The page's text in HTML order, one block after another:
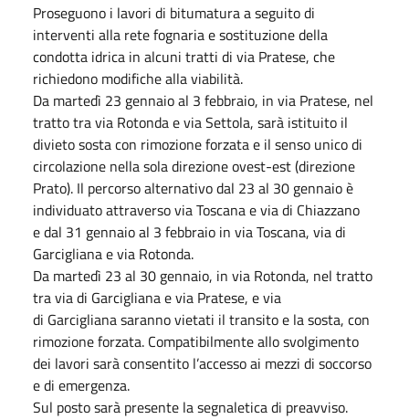
Proseguono i lavori di bitumatura a seguito di
interventi alla rete fognaria e sostituzione della
condotta idrica in alcuni tratti di via Pratese, che
richiedono modifiche alla viabilità.
Da martedì 23 gennaio al 3 febbraio, in via Pratese, nel
tratto tra via Rotonda e via Settola, sarà istituito il
divieto sosta con rimozione forzata e il senso unico di
circolazione nella sola direzione ovest-est (direzione
Prato). Il percorso alternativo dal 23 al 30 gennaio è
individuato attraverso via Toscana e via di Chiazzano
e dal 31 gennaio al 3 febbraio in via Toscana, via di
Garcigliana e via Rotonda.
Da martedì 23 al 30 gennaio, in via Rotonda, nel tratto
tra via di Garcigliana e via Pratese, e via
di Garcigliana saranno vietati il transito e la sosta, con
rimozione forzata. Compatibilmente allo svolgimento
dei lavori sarà consentito l’accesso ai mezzi di soccorso
e di emergenza.
Sul posto sarà presente la segnaletica di preavviso.